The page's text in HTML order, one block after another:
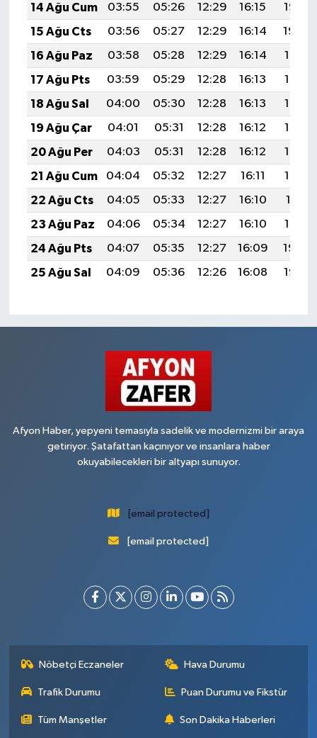
14 Ağu Cum
03:55 05:26 12:29 16:15
19:22
15 Ağu Cts
03:56 05:27 12:29 16:14
19:20
16 Ağu Paz
03:58 05:28 12:29 16:14
19:19
17 Ağu Pts
03:59 05:29 12:28 16:13
19:18
18 Ağu Sal
04:00 05:30 12:28 16:13
19:17
19 Ağu Çar
04:01 05:31 12:28 16:12
19:15
20 Ağu Per
04:03 05:31 12:28 16:12
19:14
21 Ağu Cum
04:04 05:32 12:27 16:11
19:13
22 Ağu Cts
04:05 05:33 12:27 16:10
19:11
23 Ağu Paz
04:06 05:34 12:27 16:10
19:10
24 Ağu Pts
04:07 05:35 12:27 16:09
19:08
25 Ağu Sal
04:09 05:36 12:26 16:08 19:07
Afyon Haber, yepyeni temasıyla sadelik ve modernizmi bir araya
getiriyor. Şatafattan kaçınıyor ve insanlara haber
okuyabilecekleri bir altyapı sunuyor.
[email protected]
[email protected]
Nöbetçi Eczaneler Hava Durumu
Trafik Durumu Puan Durumu ve Fikstür
Tüm Manşetler Son Dakika Haberleri